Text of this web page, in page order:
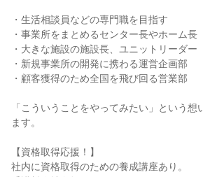
・生活相談員などの専門職を目指す
・事業所をまとめるセンター長やホーム長
・大きな施設の施設長、ユニットリーダー
・新規事業所の開発に携わる運営企画部
・顧客獲得のため全国を飛び回る営業部
「こういうことをやってみたい」という想
ます。
【資格取得応援！】
社内に資格取得のための養成講座あり。